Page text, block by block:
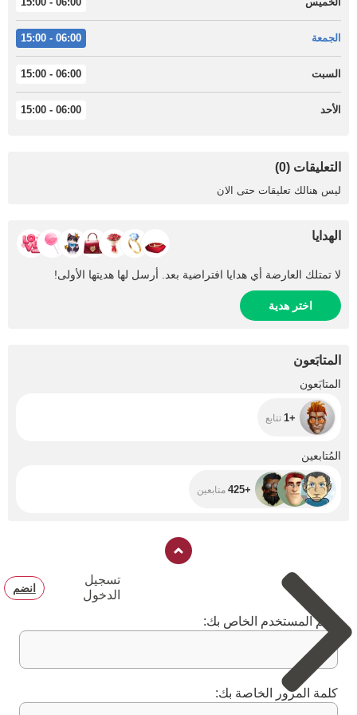
الجمعة 06:00 - 15:00
السبت 06:00 - 15:00
الأحد 06:00 - 15:00
التعليقات (0)
ليس هنالك تعليقات حتى الان
الهدايا
لا تمتلك العارضة أي هدايا افتراضية بعد. أرسل لها هديتها الأولى!
اختر هدية
المتابَعون
المتابَعون
+1 تتابع
المُتابعين
+425 متابعين
تسجيل
الدخول
انضم
اسم المستخدم الخاص بك:
كلمة المرور الخاصة بك: